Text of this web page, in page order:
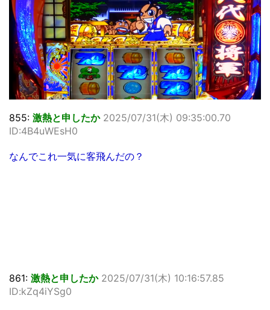
855: 激熱と申したか 2025/07/31(木) 09:35:00.70
ID:4B4uWEsH0
なんでこれ一気に客飛んだの？
861: 激熱と申したか 2025/07/31(木) 10:16:57.85
ID:kZq4iYSg0